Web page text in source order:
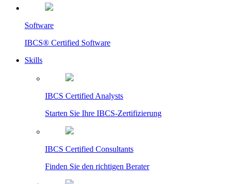
Software
IBCS® Certified Software
Skills
IBCS Certified Analysts
Starten Sie Ihre IBCS-Zertifizierung
IBCS Certified Consultants
Finden Sie den richtigen Berater